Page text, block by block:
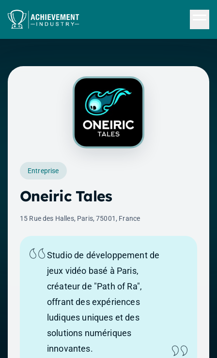
Entreprise
Oneiric Tales
15 Rue des Halles, Paris, 75001, France
Studio de développement de
jeux vidéo basé à Paris,
créateur de "Path of Ra",
offrant des expériences
ludiques uniques et des
solutions numériques
innovantes.